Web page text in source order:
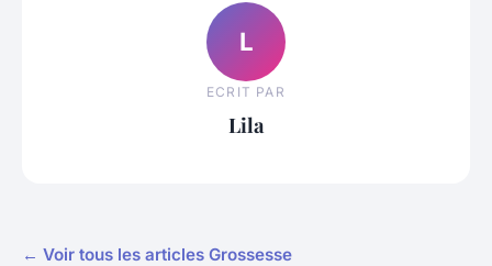
L
ECRIT PAR
Lila
← Voir tous les articles Grossesse